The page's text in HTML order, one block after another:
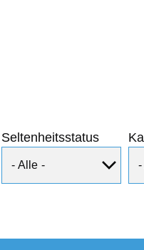
Seltenheitsstatus